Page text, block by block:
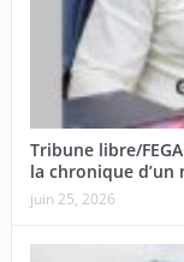
Tribune libre/
la chronique
juin 25, 2026